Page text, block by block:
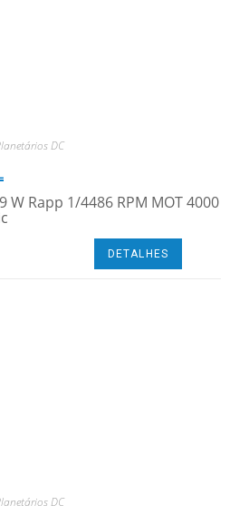
DC
W Rapp 1/4486 RPM MOT 4000
DETALHES
DC